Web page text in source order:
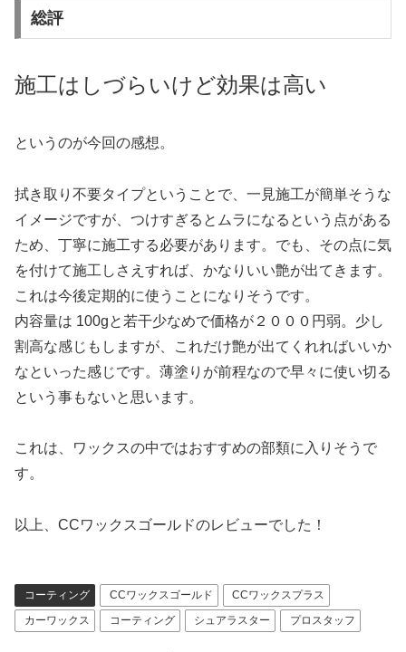
総評
施工はしづらいけど効果は高い
というのが今回の感想。
拭き取り不要タイプということで、一見施工が簡単そうな
イメージですが、つけすぎるとムラになるという点がある
ため、丁寧に施工する必要があります。でも、その点に気
を付けて施工しさえすれば、かなりいい艶が出てきます。
これは今後定期的に使うことになりそうです。
内容量は 100gと若干少なめで価格が２０００円弱。少し
割高な感じもしますが、これだけ艶が出てくれればいいか
なといった感じです。薄塗りが前程なので早々に使い切る
という事もないと思います。
これは、ワックスの中ではおすすめの部類に入りそうで
す。
以上、CCワックスゴールドのレビューでした！
コーティング CCワックスゴールド
CCワックスプラス
カーワックス
コーティング シュアラスター プロスタッフ